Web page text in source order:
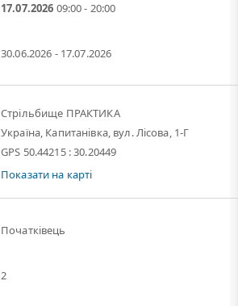
17.07.2026 09:00 - 20:00
30.06.2026 - 17.07.2026
Стрільбище ПРАКТИКА
Україна, Капитанівка, вул. Лісова, 1-Г
GPS 50.44215 : 30.20449
Показати на карті
Початківець
2